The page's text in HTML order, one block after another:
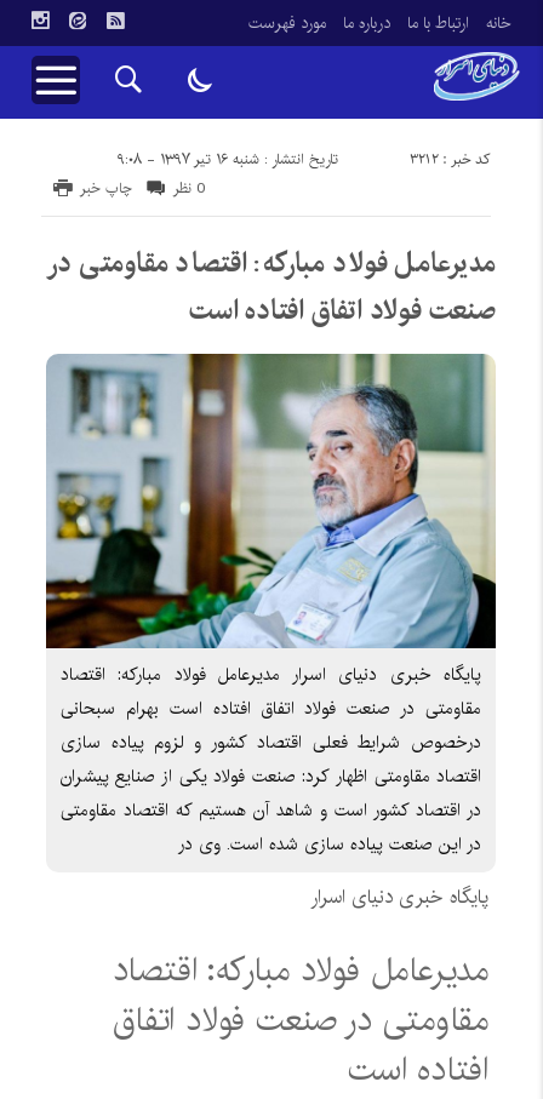
خانه ارتباط با ما درباره ما مورد فهرست
تاریخ انتشار : شنبه ۱۶ تیر ۱۳۹۷ - ۹:۰۸ کد خبر : 3212
چاپ خبر 0 نظر
مدیرعامل فولاد مبارکه: اقتصاد مقاومتی در
صنعت فولاد اتفاق افتاده است
پایگاه خبری دنیای اسرار مدیرعامل فولاد مبارکه: اقتصاد
مقاومتی در صنعت فولاد اتفاق افتاده است بهرام سبحانی
درخصوص شرایط فعلی اقتصاد کشور و لزوم پیاده سازی
اقتصاد مقاومتی اظهار کرد: صنعت فولاد یکی از صنایع پیشران
در اقتصاد کشور است و شاهد آن هستیم که اقتصاد مقاومتی
در این صنعت پیاده سازی شده است. وی در
پایگاه خبری دنیای اسرار
مدیرعامل فولاد مبارکه: اقتصاد
مقاومتی در صنعت فولاد اتفاق
افتاده است